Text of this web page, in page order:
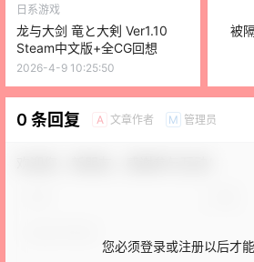
日系游戏
龙与大剑 竜と大剣 Ver1.10
Steam中文版+全CG回想
2026-4-9 10:25:50
被
0 条回复 A 文章作者 M 管理员
您必须登录或注册以后才